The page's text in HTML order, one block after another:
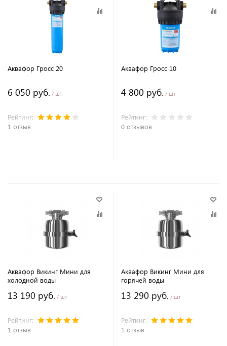
Аквафор Гросс 20
6 050 руб. / шт
Рейтинг:
1 отзыв
Аквафор Гросс 10
4 800 руб. / шт
Рейтинг:
0 отзывов
Аквафор Викинг Мини для
холодной воды
13 190 руб. / шт
Рейтинг:
1 отзыв
Аквафор Викинг Мини для
горячей воды
13 290 руб. / шт
Рейтинг:
1 отзыв